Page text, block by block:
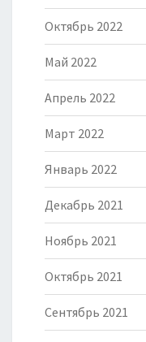
Октябрь 2022
Май 2022
Апрель 2022
Март 2022
Январь 2022
Декабрь 2021
Ноябрь 2021
Октябрь 2021
Сентябрь 2021